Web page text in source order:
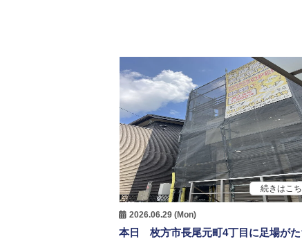
続きはこ
2026.06.29 (Mon)
本日 枚方市長尾元町4丁目に足場がた